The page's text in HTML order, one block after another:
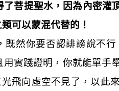
菩提聖水，因為內密
可以蒙混代替的！
然你要否認誹謗說不
實踐證明，你就能單手
飛向虛空不見了，以此